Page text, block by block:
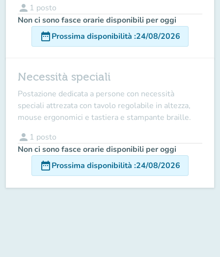
person 1 posto
Non ci sono fasce orarie disponibili per oggi
date_rangeProssima disponibilità :24/08/2026
Necessità speciali
Postazione dedicata a persone con necessità
speciali attrezata con tavolo regolabile in altezza,
mouse ergonomici e tastiera e stampante braille.
person 1 posto
Non ci sono fasce orarie disponibili per oggi
date_rangeProssima disponibilità :24/08/2026